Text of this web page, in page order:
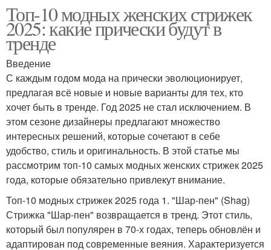
Топ-10 модных женских стрижек
2025: какие прически будут в
тренде
Введение
С каждым годом мода на прически эволюционирует,
предлагая всё новые и новые варианты для тех, кто
хочет быть в тренде. Год 2025 не стал исключением. В
этом сезоне дизайнеры предлагают множество
интересных решений, которые сочетают в себе
удобство, стиль и оригинальность. В этой статье мы
рассмотрим топ-10 самых модных женских стрижек 2025
года, которые обязательно привлекут внимание.
Топ-10 модных стрижек 2025 года 1. "Шар-пен" (Shag)
Стрижка "Шар-пен" возвращается в тренд. Этот стиль,
который был популярен в 70-х годах, теперь обновлён и
адаптирован под современные веяния. Характеризуется